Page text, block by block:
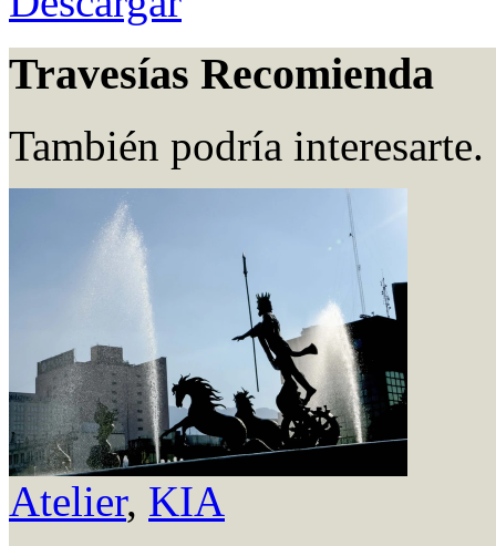
Travesías Recomienda
También podría interesarte.
Atelier, KIA